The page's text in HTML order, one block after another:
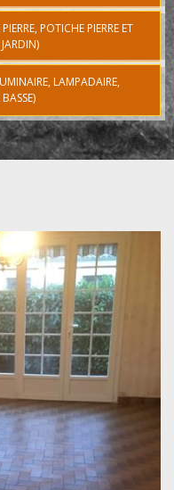
POTICHE PIERRE ET
LAMPADAIRE,